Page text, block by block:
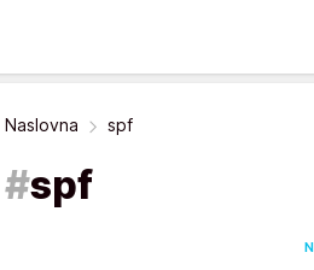
Naslovna spf
#spf